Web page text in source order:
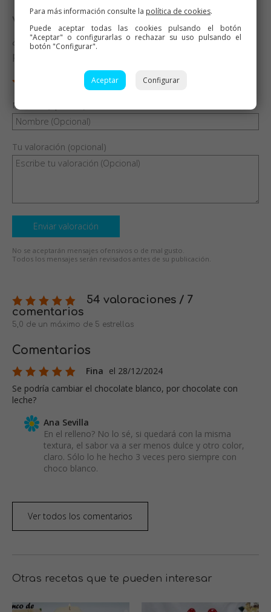
Valora esta receta
¿Te ha gustado esta receta? Valórala y dime qué
piensas
Nombre (opcional)
Tu valoración (opcional)
Enviar valoración
No se aceptarán mensajes ofensivos o de mal gusto.
Todos los mensajes serán revisados antes de su publicación.
54 valoraciones / 7
comentarios
5,0 de un máximo de 5 estrellas
Comentarios
Fina el 28/12/2024
Se podría cambiar el chocolate blanco, por chocolate con
leche?
Ana Sevilla
En el relleno? No lo sé, si quedará con la misma
textura, el sabor va a ser menos dulce y otro color,
claro. Sólo lo he hecho 3 veces pero siempre con
choco blanco.
Ver todos los comentarios
Otras recetas que te pueden interesar
Para más información consulte la política de cookies.
Puede aceptar todas las cookies pulsando el botón
"Aceptar" o configurarlas o rechazar su uso pulsando el
botón "Configurar".
Aceptar Configurar